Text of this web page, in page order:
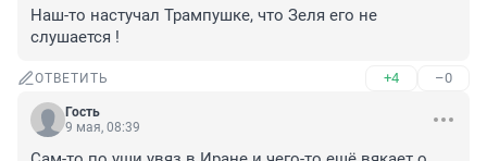
Наш-то настучал Трампушке, что Зеля его не
слушается !
ОТВЕТИТЬ +4 –0
Гость
9 мая, 08:39